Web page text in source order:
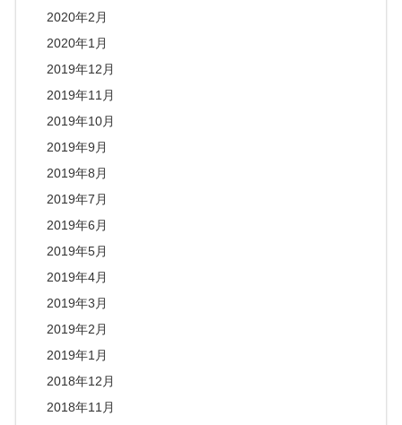
2020年2月
2020年1月
2019年12月
2019年11月
2019年10月
2019年9月
2019年8月
2019年7月
2019年6月
2019年5月
2019年4月
2019年3月
2019年2月
2019年1月
2018年12月
2018年11月